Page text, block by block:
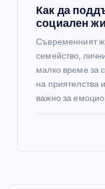
Как да
социален
Съвременният
семейство,
малко време за
на приятелства
важно за